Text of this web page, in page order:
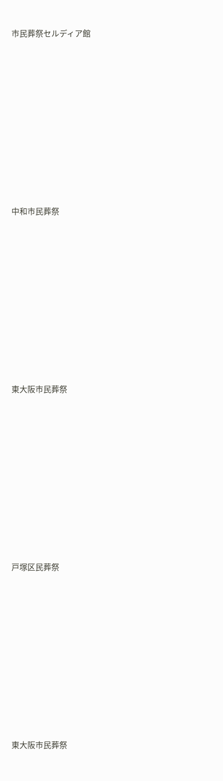
市民葬祭セルディア館
中和市民葬祭
東大阪市民葬祭
戸塚区民葬祭
東大阪市民葬祭